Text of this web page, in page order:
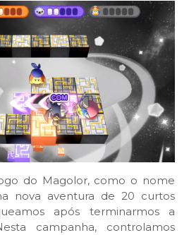
do Magolor, como o nome
nova aventura de 20 curtos
após terminarmos a
campanha, controlamos